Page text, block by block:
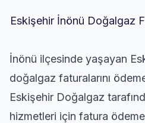
Eskişehir İnönü Doğalgaz
İnönü ilçesinde yaşayan
doğalgaz faturalarını
Eskişehir Doğalgaz
hizmetleri için fatura